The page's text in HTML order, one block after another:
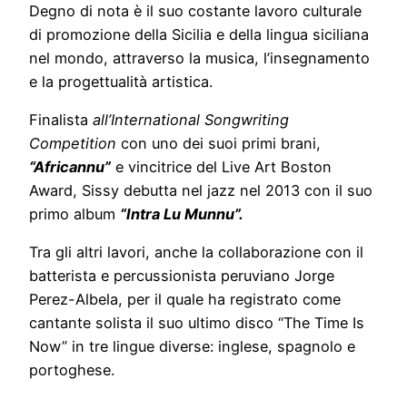
Degno di nota è il suo costante lavoro culturale
di promozione della Sicilia e della lingua siciliana
nel mondo, attraverso la musica, l’insegnamento
e la progettualità artistica.
Finalista all’International Songwriting
Competition con uno dei suoi primi brani,
“Africannu” e vincitrice del Live Art Boston
Award, Sissy debutta nel jazz nel 2013 con il suo
primo album “Intra Lu Munnu”.
Tra gli altri lavori, anche la collaborazione con il
batterista e percussionista peruviano Jorge
Perez-Albela, per il quale ha registrato come
cantante solista il suo ultimo disco “The Time Is
Now” in tre lingue diverse: inglese, spagnolo e
portoghese.